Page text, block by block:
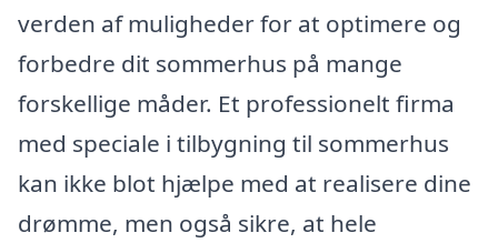
verden af muligheder for at optimere og
forbedre dit sommerhus på mange
forskellige måder. Et professionelt firma
med speciale i tilbygning til sommerhus
kan ikke blot hjælpe med at realisere dine
drømme, men også sikre, at hele